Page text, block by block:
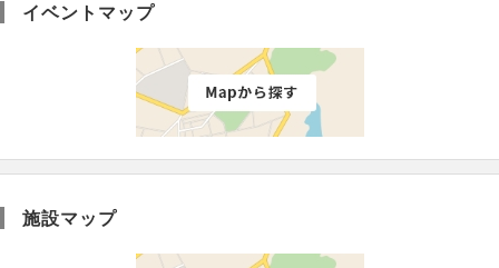
イベントマップ
施設マップ